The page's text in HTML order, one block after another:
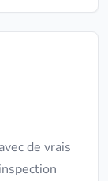
de vrais